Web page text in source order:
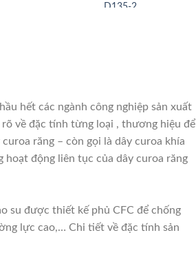
hết các ngành công nghiệp sản xuất
về đặc tính từng loại , thương hiệu để
răng – còn gọi là dây curoa khía
động liên tục của dây curoa răng
su được thiết kế phủ CFC để chống
lực cao,… Chi tiết về đặc tính sản